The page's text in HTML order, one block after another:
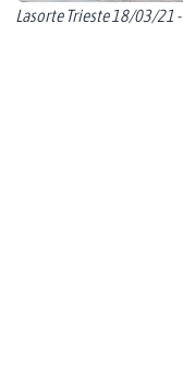
Lasorte Trieste 18/03/21